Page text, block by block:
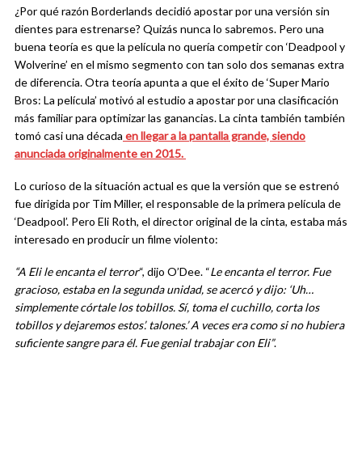
¿Por qué razón Borderlands decidió apostar por una versión sin
dientes para estrenarse? Quizás nunca lo sabremos. Pero una
buena teoría es que la película no quería competir con ‘Deadpool y
Wolverine’ en el mismo segmento con tan solo dos semanas extra
de diferencia. Otra teoría apunta a que el éxito de ‘Super Mario
Bros: La película’ motivó al estudio a apostar por una clasificación
más familiar para optimizar las ganancias. La cinta también también
tomó casi una década en llegar a la pantalla grande, siendo
anunciada originalmente en 2015.
Lo curioso de la situación actual es que la versión que se estrenó
fue dirigida por Tim Miller, el responsable de la primera película de
‘Deadpool’. Pero Eli Roth, el director original de la cinta, estaba más
interesado en producir un filme violento:
“A Eli le encanta el terror“, dijo O’Dee. “Le encanta el terror. Fue
gracioso, estaba en la segunda unidad, se acercó y dijo: ‘Uh…
simplemente córtale los tobillos. Sí, toma el cuchillo, corta los
tobillos y dejaremos estos’. talones.’ A veces era como si no hubiera
suficiente sangre para él. Fue genial trabajar con Eli”.